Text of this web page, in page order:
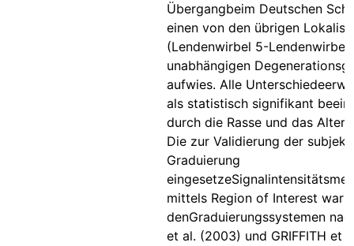
Übergangbeim Deutschen
einen von den übrigen
(Lendenwirbel 5-Lendenwirbel
unabhängigen
aufwies. Alle
als statistisch signifikant
durch die Rasse und das Alter
Die zur Validierung der
Graduierung
mittels Region of Interest war
denGraduierungssystemen
et al. (2003) und GRIFFITH et